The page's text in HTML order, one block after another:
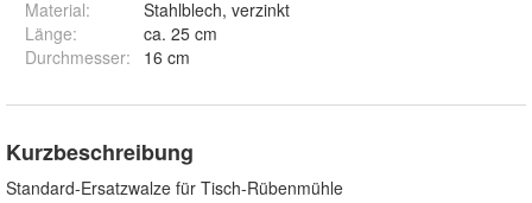
Material:
Stahlblech, verzinkt
Länge:
ca. 25 cm
Durchmesser: 16 cm
Kurzbeschreibung
Standard-Ersatzwalze für Tisch-Rübenmühle